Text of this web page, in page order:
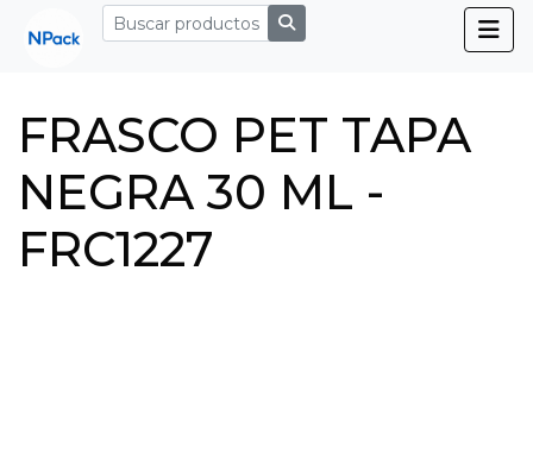
FRASCO PET TAPA
NEGRA 30 ML -
FRC1227